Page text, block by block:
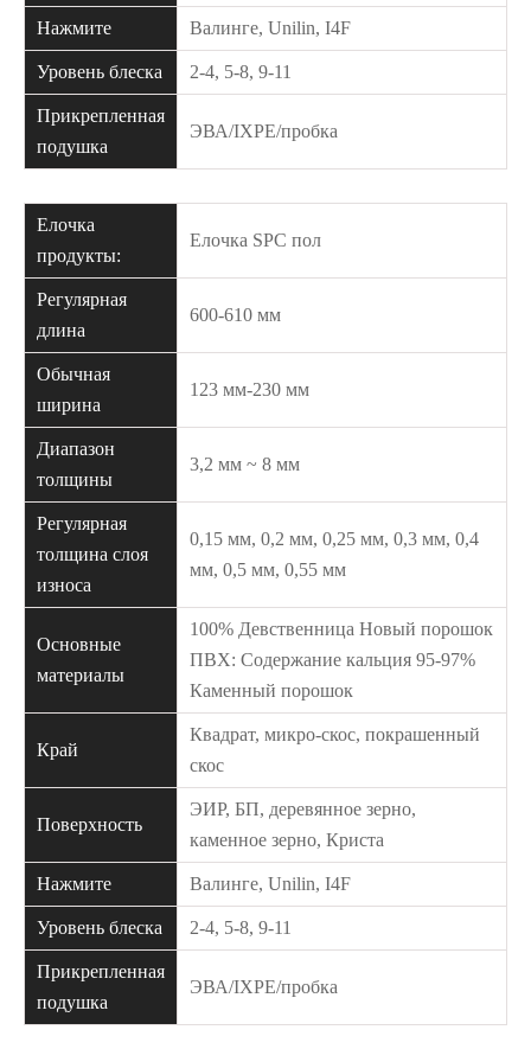
Нажмите Валинге, Unilin, I4F
Уровень блеска 2-4, 5-8, 9-11
Прикрепленная
подушка
ЭВА/IXPE/пробка
Елочка
продукты:
Елочка SPC пол
Регулярная
длина
600-610 мм
Обычная
ширина
123 мм-230 мм
Диапазон
толщины
3,2 мм ~ 8 мм
Регулярная
толщина слоя
износа
0,15 мм, 0,2 мм, 0,25 мм, 0,3 мм, 0,4
мм, 0,5 мм, 0,55 мм
Основные
материалы
100% Девственница Новый порошок
ПВХ: Содержание кальция 95-97%
Каменный порошок
Край
Квадрат, микро-скос, покрашенный
скос
Поверхность
ЭИР, БП, деревянное зерно,
каменное зерно, Криста
Нажмите Валинге, Unilin, I4F
Уровень блеска 2-4, 5-8, 9-11
Прикрепленная
подушка
ЭВА/IXPE/пробка